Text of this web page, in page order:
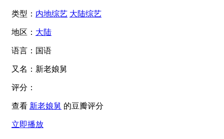
类型： 内地综艺 大陆综艺
地区： 大陆
语言： 国语
又名： 新老娘舅
评分：
查看 新老娘舅 的豆瓣评分
立即播放